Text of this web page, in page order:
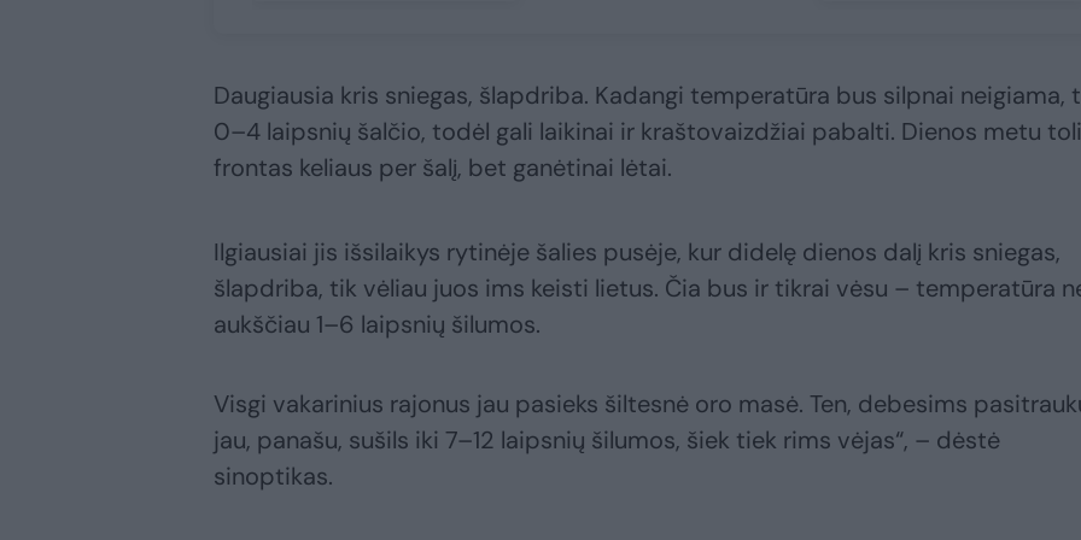
Daugiausia kris sniegas, šlapdriba. Kadangi temperatūra bus silpnai neigiama,
0–4 laipsnių šalčio, todėl gali laikinai ir kraštovaizdžiai pabalti. Dienos metu
frontas keliaus per šalį, bet ganėtinai lėtai.
Ilgiausiai jis išsilaikys rytinėje šalies pusėje, kur didelę dienos dalį kris sniegas,
šlapdriba, tik vėliau juos ims keisti lietus. Čia bus ir tikrai vėsu – temperatūra
aukščiau 1–6 laipsnių šilumos.
Visgi vakarinius rajonus jau pasieks šiltesnė oro masė. Ten, debesims
jau, panašu, sušils iki 7–12 laipsnių šilumos, šiek tiek rims vėjas“, – dėstė
sinoptikas.